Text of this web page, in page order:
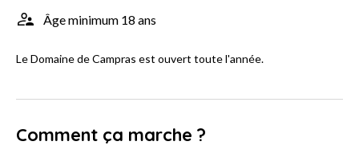
Âge minimum 18 ans
Le Domaine de Campras est ouvert toute l'année.
Comment ça marche ?